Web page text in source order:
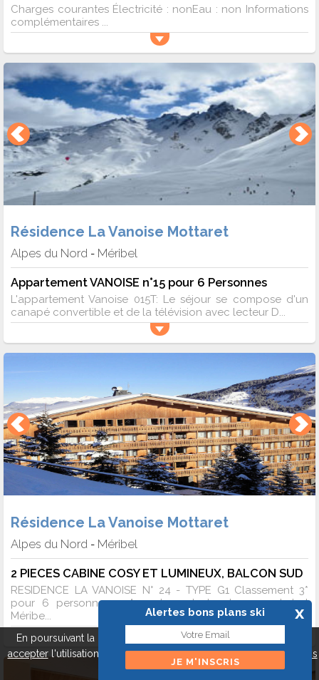
Charges courantes Électricité : nonEau : non Informations
complémentaires ...
Résidence La Vanoise Mottaret
Alpes du Nord - Méribel
Appartement VANOISE n°15 pour 6 Personnes
L'appartement Vanoise 015T: Le séjour se compose d'un
canapé convertible et de la télévision avec lecteur D...
Résidence La Vanoise Mottaret
Alpes du Nord - Méribel
2 PIECES CABINE COSY ET LUMINEUX, BALCON SUD
RESIDENCE LA VANOISE N° 24 - TYPE G1 Classement 3*
pour 6 personnes - Appartement de charme - Label
Méribe...
Alertes bons plans ski x
En poursuivant la navigation sur ce site, vous pouvez
accepterl'utilisation de cookies pour mieux vous servir.
A propos
des cookies
Fermer